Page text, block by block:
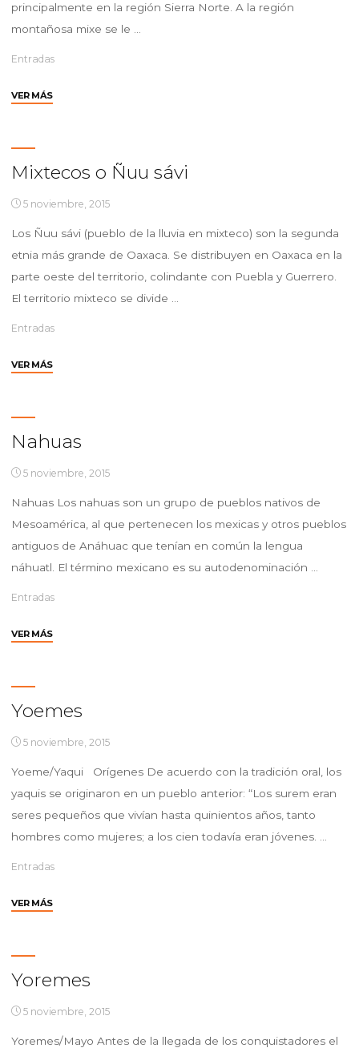
principalmente en la región Sierra Norte. A la región
montañosa mixe se le …
Entradas
VER MÁS"Mixes
Mixtecos o Ñuu sávi
5 noviembre, 2015
Los Ñuu sávi (pueblo de la lluvia en mixteco) son la segunda
etnia más grande de Oaxaca. Se distribuyen en Oaxaca en la
parte oeste del territorio, colindante con Puebla y Guerrero.
El territorio mixteco se divide …
Entradas
VER MÁS"Mixtecos
Nahuas
5 noviembre, 2015
Nahuas Los nahuas son un grupo de pueblos nativos de
Mesoamérica, al que pertenecen los mexicas y otros pueblos
antiguos de Anáhuac que tenían en común la lengua
náhuatl. El término mexicano es su autodenominación …
Entradas
VER MÁS"Nahuas"
Yoemes
5 noviembre, 2015
Yoeme/Yaqui Orígenes De acuerdo con la tradición oral, los
yaquis se originaron en un pueblo anterior: “Los surem eran
seres pequeños que vivían hasta quinientos años, tanto
hombres como mujeres; a los cien todavía eran jóvenes. …
Entradas
VER MÁS"Yoemes"
Yoremes
5 noviembre, 2015
Yoremes/Mayo Antes de la llegada de los conquistadores el